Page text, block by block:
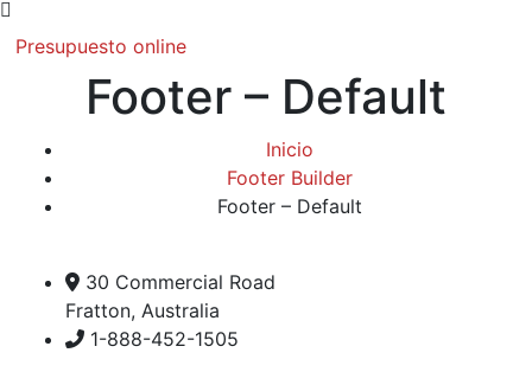
Presupuesto online
Footer – Default
Inicio
Footer Builder
Footer – Default
30 Commercial Road
Fratton, Australia
1-888-452-1505